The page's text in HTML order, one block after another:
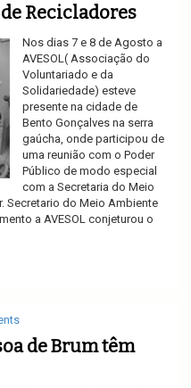
Recicladores
Nos dias 7 e 8 de Agosto a
AVESOL( Associação do
Voluntariado e da
Solidariedade) esteve
presente na cidade de
Bento Gonçalves na serra
gaúcha, onde participou de
uma reunião com o Poder
Público de modo especial
com a Secretaria do Meio
Secretario do Meio Ambiente
a AVESOL conjeturou o
de Brum têm